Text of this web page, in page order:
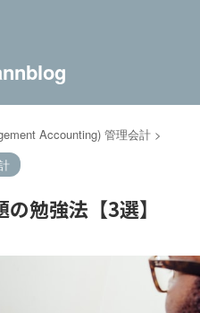
Accounting) 管理会計 >
の勉強法【3選】